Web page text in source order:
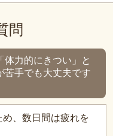
問
体力的にきつい」と
苦手でも大丈夫です
、数日間は疲れを